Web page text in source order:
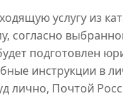
услугу из
согласно
подготовлен
инструкции в
лично, Почтой